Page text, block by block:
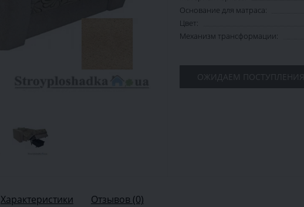
Основание для матраса:
Цвет:
Механизм трансформации:
ОЖИДАЕМ ПОСТУПЛЕНИЯ
Характеристики Отзывов (0)